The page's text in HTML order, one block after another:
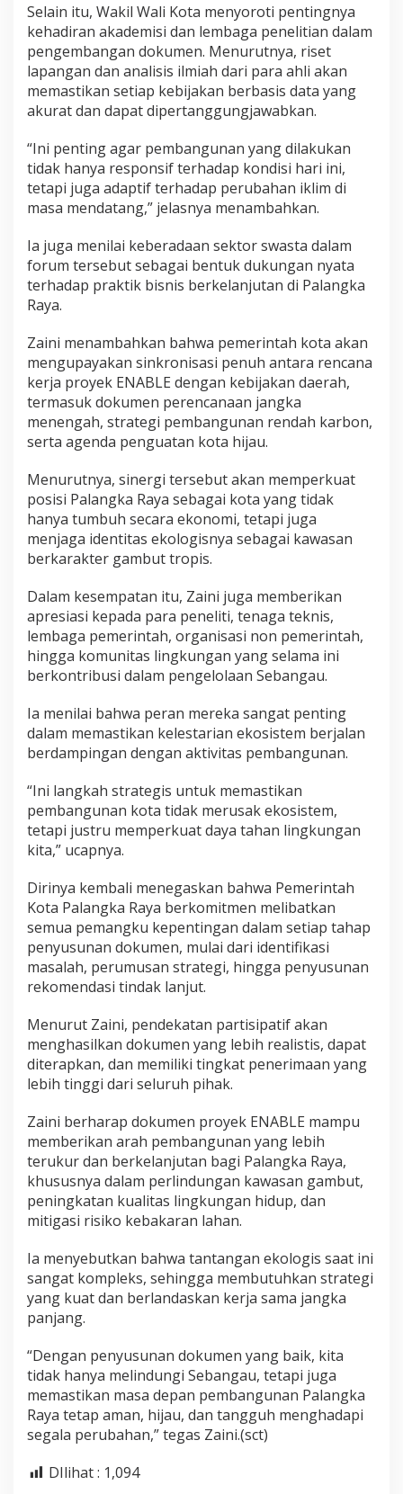
Selain itu, Wakil Wali Kota menyoroti pentingnya
kehadiran akademisi dan lembaga penelitian dalam
pengembangan dokumen. Menurutnya, riset
lapangan dan analisis ilmiah dari para ahli akan
memastikan setiap kebijakan berbasis data yang
akurat dan dapat dipertanggungjawabkan.
“Ini penting agar pembangunan yang dilakukan
tidak hanya responsif terhadap kondisi hari ini,
tetapi juga adaptif terhadap perubahan iklim di
masa mendatang,” jelasnya menambahkan.
Ia juga menilai keberadaan sektor swasta dalam
forum tersebut sebagai bentuk dukungan nyata
terhadap praktik bisnis berkelanjutan di Palangka
Raya.
Zaini menambahkan bahwa pemerintah kota akan
mengupayakan sinkronisasi penuh antara rencana
kerja proyek ENABLE dengan kebijakan daerah,
termasuk dokumen perencanaan jangka
menengah, strategi pembangunan rendah karbon,
serta agenda penguatan kota hijau.
Menurutnya, sinergi tersebut akan memperkuat
posisi Palangka Raya sebagai kota yang tidak
hanya tumbuh secara ekonomi, tetapi juga
menjaga identitas ekologisnya sebagai kawasan
berkarakter gambut tropis.
Dalam kesempatan itu, Zaini juga memberikan
apresiasi kepada para peneliti, tenaga teknis,
lembaga pemerintah, organisasi non pemerintah,
hingga komunitas lingkungan yang selama ini
berkontribusi dalam pengelolaan Sebangau.
Ia menilai bahwa peran mereka sangat penting
dalam memastikan kelestarian ekosistem berjalan
berdampingan dengan aktivitas pembangunan.
“Ini langkah strategis untuk memastikan
pembangunan kota tidak merusak ekosistem,
tetapi justru memperkuat daya tahan lingkungan
kita,” ucapnya.
Dirinya kembali menegaskan bahwa Pemerintah
Kota Palangka Raya berkomitmen melibatkan
semua pemangku kepentingan dalam setiap tahap
penyusunan dokumen, mulai dari identifikasi
masalah, perumusan strategi, hingga penyusunan
rekomendasi tindak lanjut.
Menurut Zaini, pendekatan partisipatif akan
menghasilkan dokumen yang lebih realistis, dapat
diterapkan, dan memiliki tingkat penerimaan yang
lebih tinggi dari seluruh pihak.
Zaini berharap dokumen proyek ENABLE mampu
memberikan arah pembangunan yang lebih
terukur dan berkelanjutan bagi Palangka Raya,
khususnya dalam perlindungan kawasan gambut,
peningkatan kualitas lingkungan hidup, dan
mitigasi risiko kebakaran lahan.
Ia menyebutkan bahwa tantangan ekologis saat ini
sangat kompleks, sehingga membutuhkan strategi
yang kuat dan berlandaskan kerja sama jangka
panjang.
“Dengan penyusunan dokumen yang baik, kita
tidak hanya melindungi Sebangau, tetapi juga
memastikan masa depan pembangunan Palangka
Raya tetap aman, hijau, dan tangguh menghadapi
segala perubahan,” tegas Zaini.(sct)
DIlihat : 1,094